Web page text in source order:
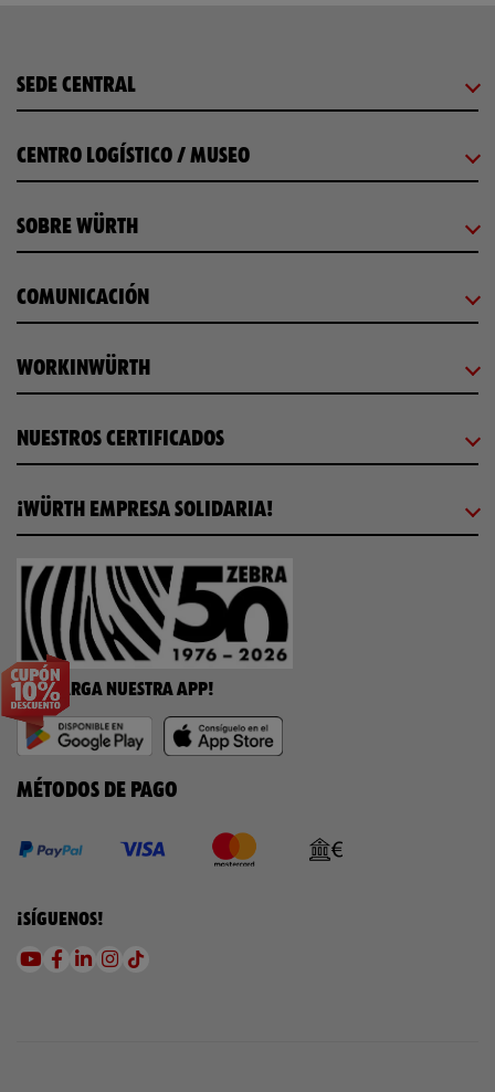
SEDE CENTRAL
CENTRO LOGÍSTICO / MUSEO
SOBRE WÜRTH
COMUNICACIÓN
WORKINWÜRTH
NUESTROS CERTIFICADOS
¡WÜRTH EMPRESA SOLIDARIA!
¡DESCARGA NUESTRA APP!
MÉTODOS DE PAGO
¡SÍGUENOS!